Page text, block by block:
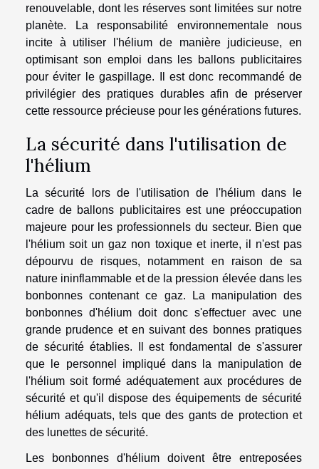
renouvelable, dont les réserves sont limitées sur notre
planète. La responsabilité environnementale nous
incite à utiliser l'hélium de manière judicieuse, en
optimisant son emploi dans les ballons publicitaires
pour éviter le gaspillage. Il est donc recommandé de
privilégier des pratiques durables afin de préserver
cette ressource précieuse pour les générations futures.
La sécurité dans l'utilisation de
l'hélium
La sécurité lors de l'utilisation de l'hélium dans le
cadre de ballons publicitaires est une préoccupation
majeure pour les professionnels du secteur. Bien que
l'hélium soit un gaz non toxique et inerte, il n'est pas
dépourvu de risques, notamment en raison de sa
nature ininflammable et de la pression élevée dans les
bonbonnes contenant ce gaz. La manipulation des
bonbonnes d'hélium doit donc s'effectuer avec une
grande prudence et en suivant des bonnes pratiques
de sécurité établies. Il est fondamental de s'assurer
que le personnel impliqué dans la manipulation de
l'hélium soit formé adéquatement aux procédures de
sécurité et qu'il dispose des équipements de sécurité
hélium adéquats, tels que des gants de protection et
des lunettes de sécurité.
Les bonbonnes d'hélium doivent être entreposées